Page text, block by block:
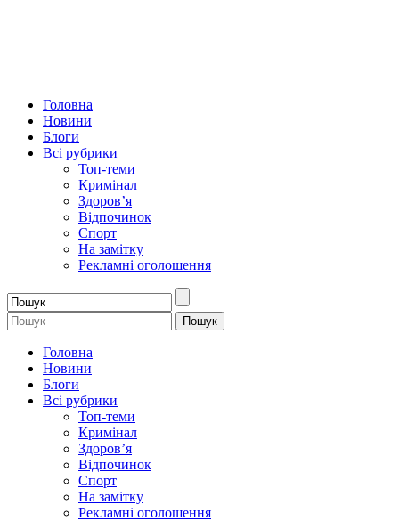
Головна
Новини
Блоги
Всі рубрики
Топ-теми
Кримінал
Здоров’я
Відпочинок
Спорт
На замітку
Рекламні оголошення
Головна
Новини
Блоги
Всі рубрики
Топ-теми
Кримінал
Здоров’я
Відпочинок
Спорт
На замітку
Рекламні оголошення